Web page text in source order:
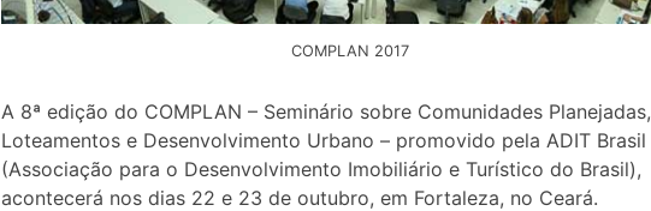
COMPLAN 2017
A 8ª edição do COMPLAN – Seminário sobre Comunidades Planejadas,
Loteamentos e Desenvolvimento Urbano – promovido pela ADIT Brasil
(Associação para o Desenvolvimento Imobiliário e Turístico do Brasil),
acontecerá nos dias 22 e 23 de outubro, em Fortaleza, no Ceará.